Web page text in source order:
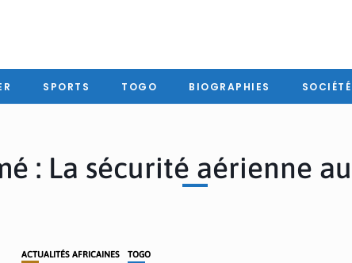
SPORTS TOGO BIOGRAPHIES SOCIÉTÉ
: La sécurité aérienne
ACTUALITÉS AFRICAINES TOGO